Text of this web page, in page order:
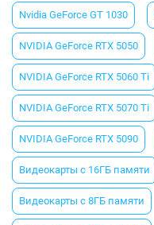
Nvidia GeForce GT 1030
NVIDIA GeForce RTX 5050
NVIDIA GeForce RTX 5060 Ti
NVIDIA GeForce RTX 5070 Ti
NVIDIA GeForce RTX 5090
Видеокарты с 16ГБ памяти
Видеокарты с 8ГБ памяти